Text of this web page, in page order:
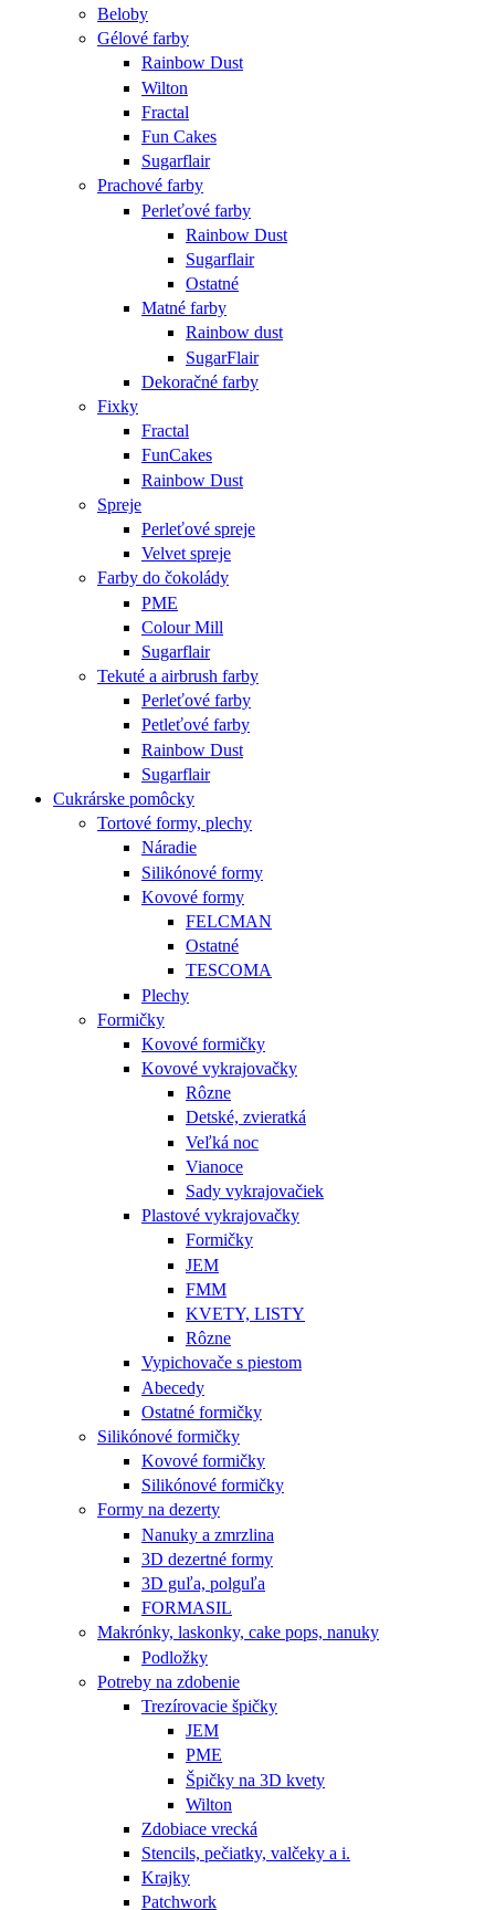
Beloby
Gélové farby
Rainbow Dust
Wilton
Fractal
Fun Cakes
Sugarflair
Prachové farby
Perleťové farby
Rainbow Dust
Sugarflair
Ostatné
Matné farby
Rainbow dust
SugarFlair
Dekoračné farby
Fixky
Fractal
FunCakes
Rainbow Dust
Spreje
Perleťové spreje
Velvet spreje
Farby do čokolády
PME
Colour Mill
Sugarflair
Tekuté a airbrush farby
Perleťové farby
Petleťové farby
Rainbow Dust
Sugarflair
Cukrárske pomôcky
Tortové formy, plechy
Náradie
Silikónové formy
Kovové formy
FELCMAN
Ostatné
TESCOMA
Plechy
Formičky
Kovové formičky
Kovové vykrajovačky
Rôzne
Detské, zvieratká
Veľká noc
Vianoce
Sady vykrajovačiek
Plastové vykrajovačky
Formičky
JEM
FMM
KVETY, LISTY
Rôzne
Vypichovače s piestom
Abecedy
Ostatné formičky
Silikónové formičky
Kovové formičky
Silikónové formičky
Formy na dezerty
Nanuky a zmrzlina
3D dezertné formy
3D guľa, polguľa
FORMASIL
Makrónky, laskonky, cake pops, nanuky
Podložky
Potreby na zdobenie
Trezírovacie špičky
JEM
PME
Špičky na 3D kvety
Wilton
Zdobiace vrecká
Stencils, pečiatky, valčeky a i.
Krajky
Patchwork